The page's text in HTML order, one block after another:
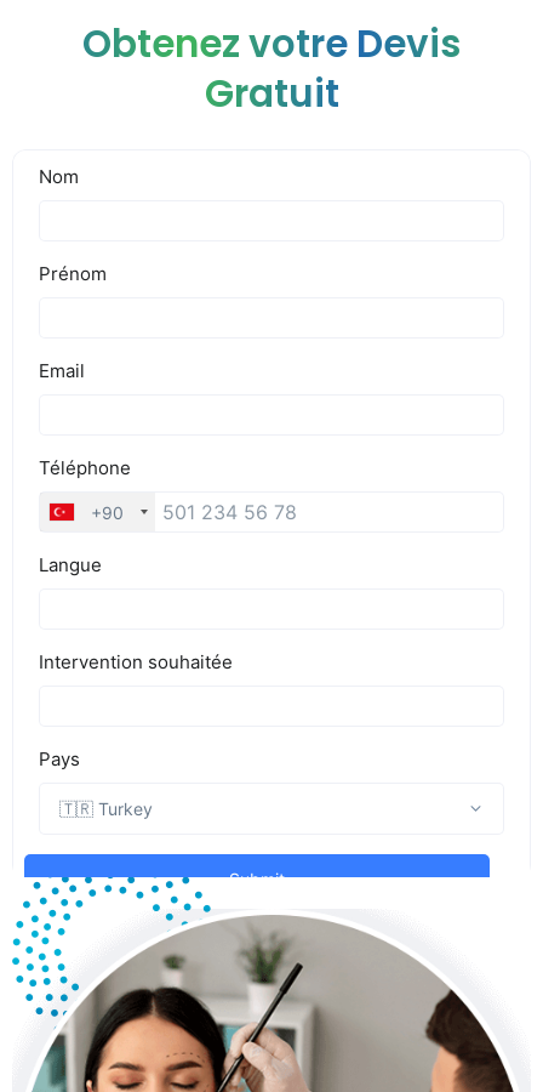
Obtenez votre Devis
Gratuit